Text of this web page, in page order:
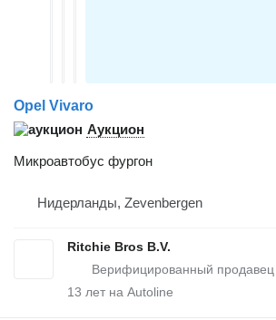
Opel Vivaro
Аукцион
Микроавтобус фургон
Нидерланды, Zevenbergen
Ritchie Bros B.V.
13 лет на Autoline